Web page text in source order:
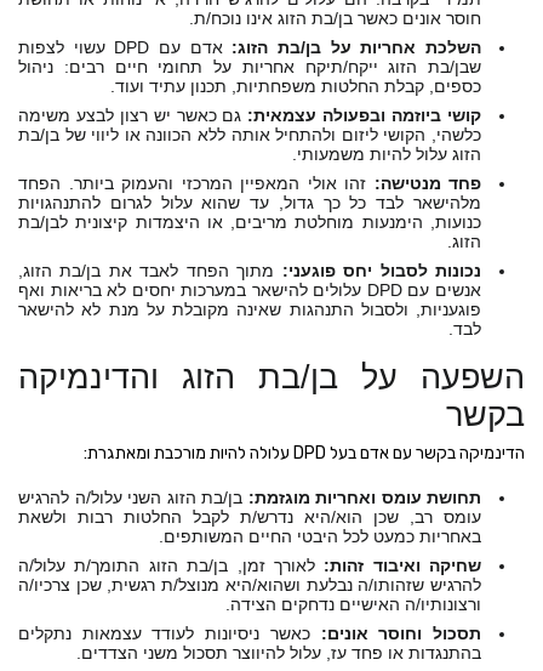
חוסר אונים כאשר בן/בת הזוג אינו נוכח/ת.
השלכת אחריות על בן/בת הזוג:
אדם עם DPD עשוי לצפות
שבן/בת הזוג ייקח/תיקח אחריות על תחומי חיים רבים: ניהול
כספים, קבלת החלטות משפחתיות, תכנון עתיד ועוד.
קושי ביוזמה ובפעולה עצמאית: גם כאשר יש רצון לבצע משימה
כלשהי, הקושי ליזום ולהתחיל אותה ללא הכוונה או ליווי של בן/בת
הזוג עלול להיות משמעותי.
פחד מנטישה: זהו אולי המאפיין המרכזי והעמוק ביותר. הפחד
מלהישאר לבד כל כך גדול, עד שהוא עלול לגרום להתנהגויות
כנועות, הימנעות מוחלטת מריבים, או היצמדות קיצונית לבן/בת
הזוג.
נכונות לסבול יחס פוגעני: מתוך הפחד לאבד את בן/בת הזוג,
אנשים עם DPD עלולים להישאר במערכות יחסים לא בריאות ואף
פוגעניות, ולסבול התנהגות שאינה מקובלת על מנת לא להישאר
לבד.
השפעה על בן/בת הזוג והדינמיקה
בקשר
הדינמיקה בקשר עם אדם בעל DPD עלולה להיות מורכבת ומאתגרת:
תחושת עומס ואחריות מוגזמת: בן/בת הזוג השני עלול/ה להרגיש
עומס רב, שכן הוא/היא נדרש/ת לקבל החלטות רבות ולשאת
באחריות כמעט לכל היבטי החיים המשותפים.
שחיקה ואיבוד זהות: לאורך זמן, בן/בת הזוג התומך/ת עלול/ה
להרגיש שזהותו/ה נבלעת ושהוא/היא מנוצל/ת רגשית, שכן צרכיו/ה
ורצונותיו/ה האישיים נדחקים הצידה.
תסכול וחוסר אונים: כאשר ניסיונות לעודד עצמאות נתקלים
בהתנגדות או פחד עז, עלול להיווצר תסכול משני הצדדים.